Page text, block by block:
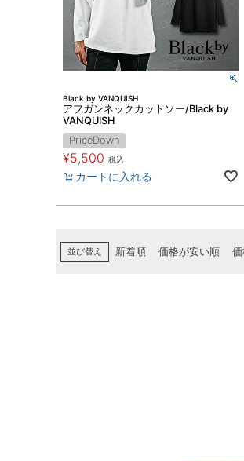
Black by VANQUISH
アフガンネックカットソー/Black by
VANQUISH
PriceDown
¥5,500 税込
カートに入れる
並び替え 新着順 価格が安い順